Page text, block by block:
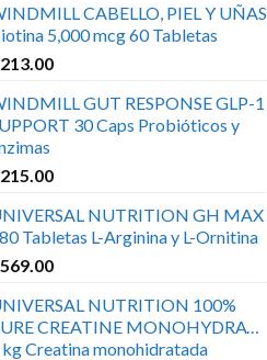
CABELLO, PIEL Y UÑAS
5,000 mcg 60 Tabletas
213.00
GUT RESPONSE GLP-1
30 Caps Probióticos y
215.00
NUTRITION GH MAX
Tabletas L-Arginina y L-Ornitina
569.00
NUTRITION 100%
CREATINE MONOHYDRATE
kg Creatina monohidratada